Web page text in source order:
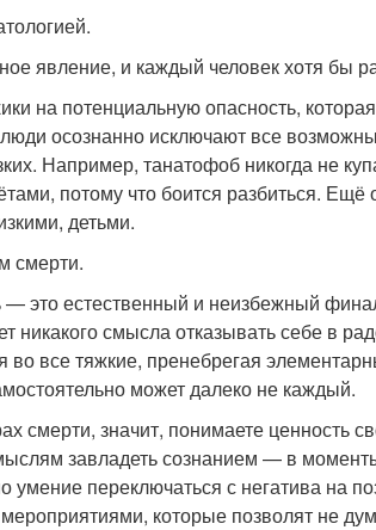
явление, и каждый человек хотя бы
на потенциальную опасность,
осознанно исключают все
Например, танатофоб никогда не
потому что боится разбиться.
детьми.
смерти.
это естественный и неизбежный
никакого смысла отказывать себе в
во все тяжкие, пренебрегая
может далеко не каждый.
смерти, значит, понимаете ценность
завладеть сознанием — в
умение переключаться с негатива на
которые позволят не